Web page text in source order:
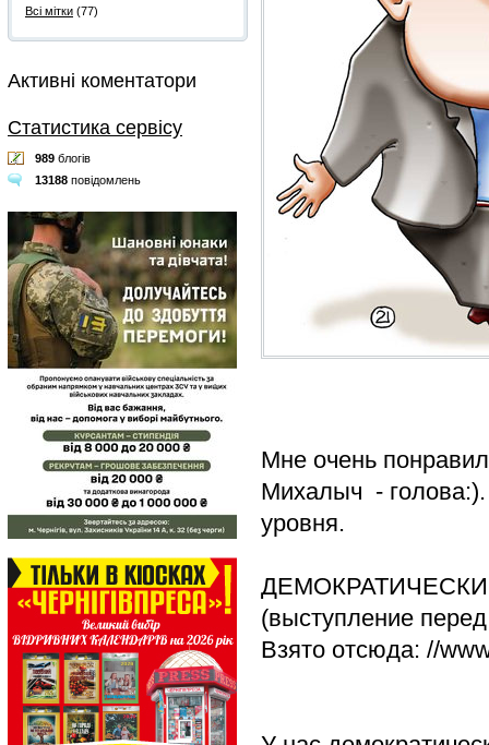
Мне очень
Михалыч - голова:).
уровня.
(выступление
Взято отсюда: //
Всі мітки (77)
Активні коментатори
Статистика сервісу
989 блогів
13188 повідомлень